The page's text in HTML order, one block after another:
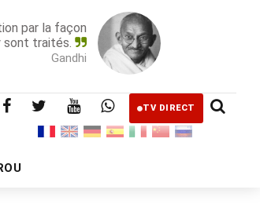
par la façon
sont traités.
Gandhi
TV DIRECT